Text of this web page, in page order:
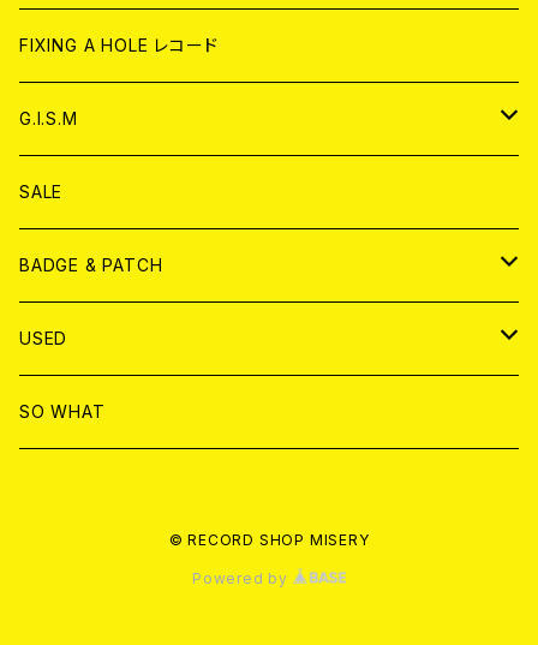
ANALOG
CD
ANALOG
CD
ANALOG
WORLD
CD
ANALOG
CD
アナログ
DVD
T-shirt & WEAR
FIXING A HOLE レコード
G.I.S.M
CD
ANALOG
T-SHIRT & WEAR
DVD
SALE
BADGE & PATCH
BADGE
PATCH
USED
書籍
SO WHAT
© RECORD SHOP MISERY
Powered by